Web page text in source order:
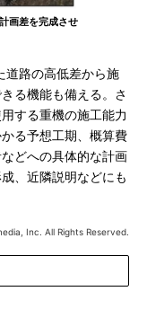
画差を完成させ
路の高低差から施
る機能も備える。さ
する重機の施工能力
る予想工期、概算費
どへの具体的な計画
、近隣説明などにも
Inc. All Rights Reserved.